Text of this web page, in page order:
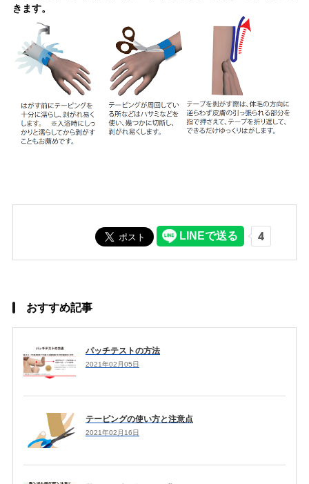
きます。
おすすめ記事
パッチテストの方法
2021年02月05日
テーピングの使い方と注意点
2021年02月16日